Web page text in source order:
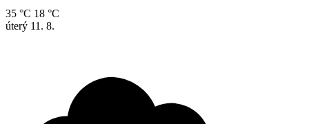
35 °C 18 °C
úterý 11. 8.